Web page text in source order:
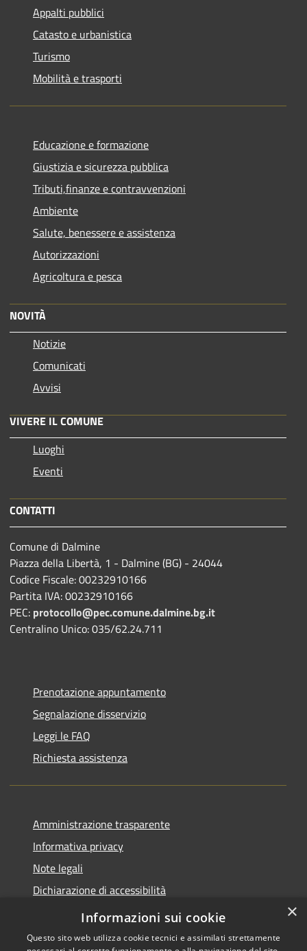
Appalti pubblici
Catasto e urbanistica
Turismo
Mobilità e trasporti
Educazione e formazione
Giustizia e sicurezza pubblica
Tributi,finanze e contravvenzioni
Ambiente
Salute, benessere e assistenza
Autorizzazioni
Agricoltura e pesca
NOVITÀ
Notizie
Comunicati
Avvisi
VIVERE IL COMUNE
Luoghi
Eventi
CONTATTI
Comune di Dalmine
Piazza della Libertà, 1 - Dalmine (BG) - 24044
Codice Fiscale: 00232910166
Partita IVA: 00232910166
PEC: protocollo@pec.comune.dalmine.bg.it
Centralino Unico: 035/62.24.711
Prenotazione appuntamento
Segnalazione disservizio
Leggi le FAQ
Richiesta assistenza
Amministrazione trasparente
Informativa privacy
Note legali
Dichiarazione di accessibilità
Piano di miglioramento del sito
×
Informazioni sui cookie
Questo sito web utilizza cookie tecnici e assimilati strettamente